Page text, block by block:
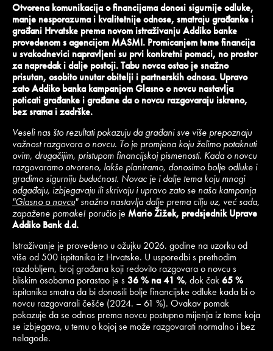
Otvorena komunikacija o financijama donosi sigurnije odluke,
manje nesporazuma i kvalitetnije odnose, smatraju građanke i
građani Hrvatske prema novom istraživanju Addiko banke
provedenom s agencijom MASMI. Promicanjem teme financija
u svakodnevici napravljeni su prvi konkretni pomaci, no prostor
za napredak i dalje postoji. Tabu novca ostao je snažno
prisutan, osobito unutar obitelji i partnerskih odnosa. Upravo
zato Addiko banka kampanjom Glasno o novcu nastavlja
poticati građanke i građane da o novcu razgovaraju iskreno,
bez srama i zadrške.
Veseli nas što rezultati pokazuju da građani sve više prepoznaju
važnost razgovora o novcu. To je promjena koju želimo potaknuti
ovim, drugačijim, pristupom financijskoj pismenosti. Kada o novcu
razgovaramo otvoreno, lakše planiramo, donosimo bolje odluke i
gradimo sigurniju budućnost. Novac je i dalje tema koju mnogi
odgađaju, izbjegavaju ili skrivaju i upravo zato se naša kampanja
"Glasno o novcu" snažno nastavlja dalje prema cilju uz, već sada,
zapažene pomake! poručio je Mario Žižek, predsjednik Uprave
Addiko Bank d.d.
Istraživanje je provedeno u ožujku 2026. godine na uzorku od
više od 500 ispitanika iz Hrvatske. U usporedbi s prethodim
razdobljem, broj građana koji redovito razgovara o novcu s
bliskim osobama porastao je s36 % na 41 %, dok čak65 %
ispitanika smatra da bi donosili bolje financijske odluke kada bi o
novcu razgovarali češće (2024. – 61 %). Ovakav pomak
pokazuje da se odnos prema novcu postupno mijenja iz teme koja
se izbjegava, u temu o kojoj se može razgovarati normalno i bez
nelagode.